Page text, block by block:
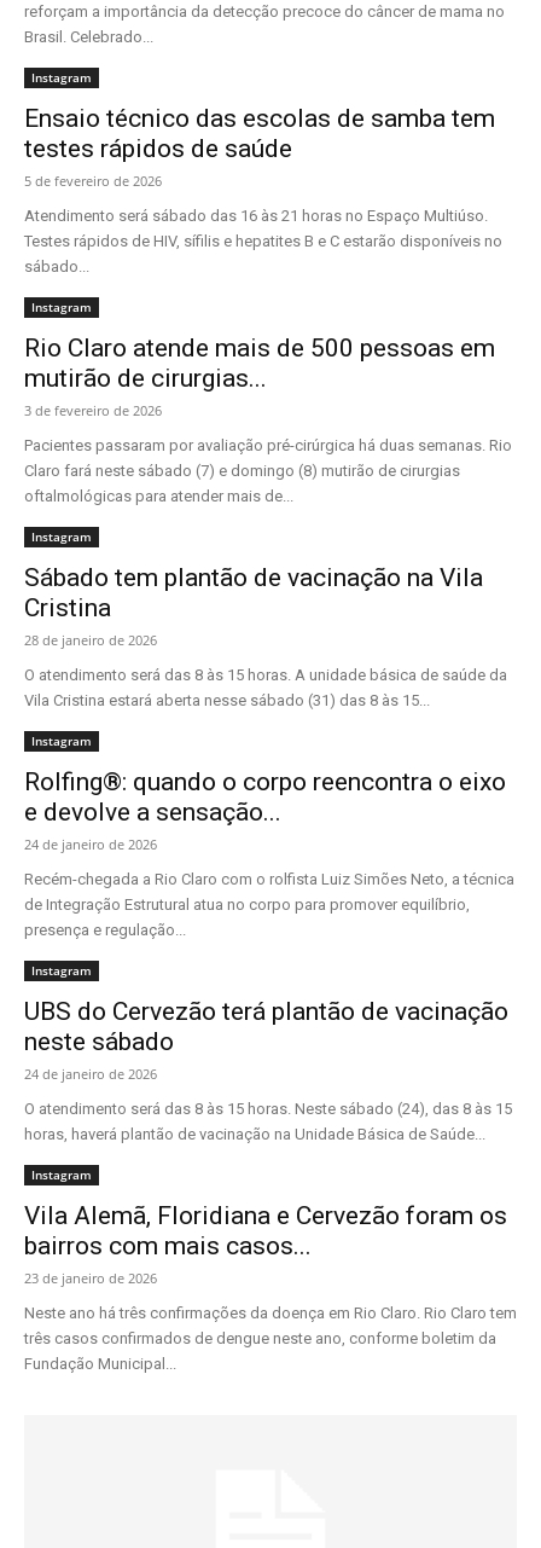
reforçam a importância da detecção precoce do câncer de mama no
Brasil. Celebrado...
Instagram
Ensaio técnico das escolas de samba tem
testes rápidos de saúde
5 de fevereiro de 2026
Atendimento será sábado das 16 às 21 horas no Espaço Multiúso.
Testes rápidos de HIV, sífilis e hepatites B e C estarão disponíveis no
sábado...
Instagram
Rio Claro atende mais de 500 pessoas em
mutirão de cirurgias...
3 de fevereiro de 2026
Pacientes passaram por avaliação pré-cirúrgica há duas semanas. Rio
Claro fará neste sábado (7) e domingo (8) mutirão de cirurgias
oftalmológicas para atender mais de...
Instagram
Sábado tem plantão de vacinação na Vila
Cristina
28 de janeiro de 2026
O atendimento será das 8 às 15 horas. A unidade básica de saúde da
Vila Cristina estará aberta nesse sábado (31) das 8 às 15...
Instagram
Rolfing®: quando o corpo reencontra o eixo
e devolve a sensação...
24 de janeiro de 2026
Recém-chegada a Rio Claro com o rolfista Luiz Simões Neto, a técnica
de Integração Estrutural atua no corpo para promover equilíbrio,
presença e regulação...
Instagram
UBS do Cervezão terá plantão de vacinação
neste sábado
24 de janeiro de 2026
O atendimento será das 8 às 15 horas. Neste sábado (24), das 8 às 15
horas, haverá plantão de vacinação na Unidade Básica de Saúde...
Instagram
Vila Alemã, Floridiana e Cervezão foram os
bairros com mais casos...
23 de janeiro de 2026
Neste ano há três confirmações da doença em Rio Claro. Rio Claro tem
três casos confirmados de dengue neste ano, conforme boletim da
Fundação Municipal...